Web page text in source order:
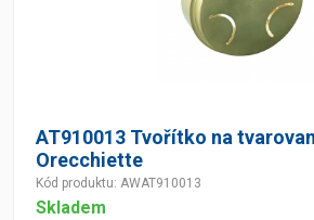
AT910013 Tvořítko na
Orecchiette
Kód produktu: AWAT910013
Skladem